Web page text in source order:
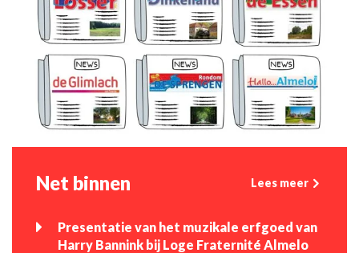
Net binnen Lees meer
Presentatie van het muzikale erfgoed van
Harry Bannink bij Loge Fraternité Almelo